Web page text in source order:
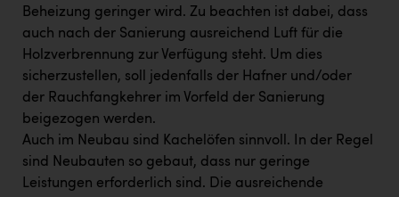
Beheizung geringer wird. Zu beachten ist dabei, dass
auch nach der Sanierung ausreichend Luft für die
Holzverbrennung zur Verfügung steht. Um dies
sicherzustellen, soll jedenfalls der Hafner und/oder
der Rauchfangkehrer im Vorfeld der Sanierung
beigezogen werden.
Auch im Neubau sind Kachelöfen sinnvoll. In der Regel
sind Neubauten so gebaut, dass nur geringe
Leistungen erforderlich sind. Die ausreichende